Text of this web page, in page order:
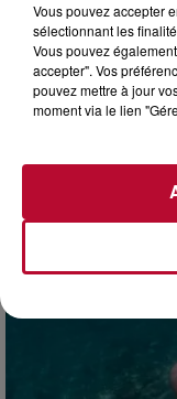
4 août 2026
FÊTE DE LA
Vous pouvez accepter
sélectionnant les
Vous pouvez
accepter". Vos
pouvez mettre à jour
moment via le lien